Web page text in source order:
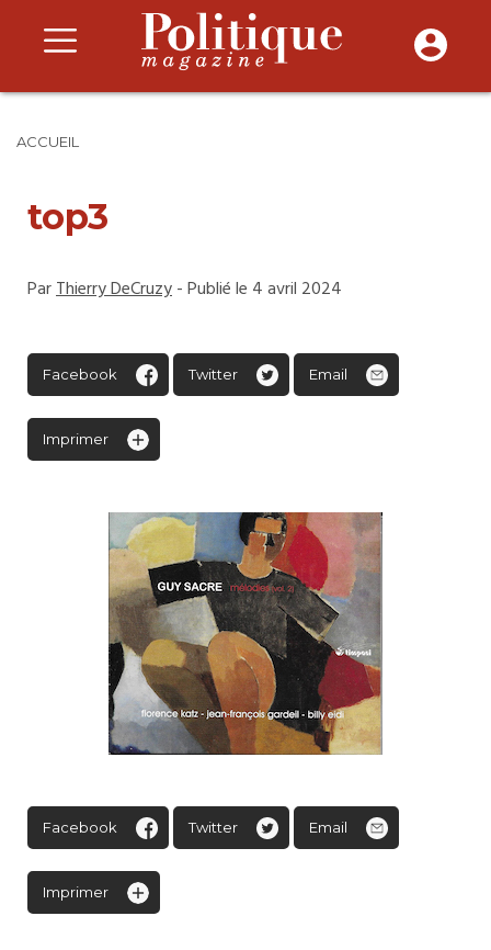
ACCUEIL
top3
ParThierry DeCruzy- Publié le 4 avril 2024
Facebook Twitter Email
Imprimer
Facebook Twitter Email
Imprimer